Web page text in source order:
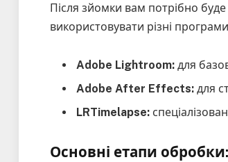
Після зйомки вам потрібно
використовувати різні
Adobe Lightroom: для
Adobe After Effects: для
LRTimelapse:
Основні етапи обробки: